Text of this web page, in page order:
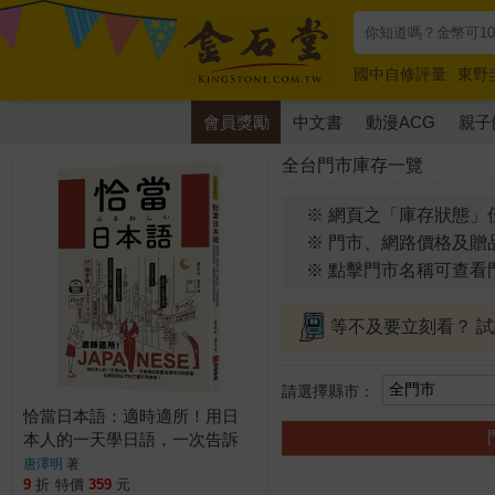
國中自修評量 東野
唯紅花綻放
奧德賽
會員獎勵 中文書 動漫ACG 親子
全台門市庫存一覽
※ 網頁之「庫存狀態」
※ 門市、網路價格及贈
※ 點擊門市名稱可查看
等不及要立刻看？
請選擇縣市：
恰當日本語：適時適所！用日
本人的一天學日語，一次告訴
你對應各種場合與對象，從輕
鬆到正式的三種不同表現（附
唐澤明 著
9 折 特價 359 元